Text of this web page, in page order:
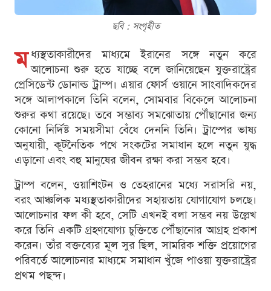
ছবি : সংগৃহীত
ম ধ্যস্থতাকারীদের মাধ্যমে ইরানের সঙ্গে নতুন করে
আলোচনা শুরু হতে যাচ্ছে বলে জানিয়েছেন যুক্তরাষ্ট্রের
প্রেসিডেন্ট ডোনাল্ড ট্রাম্প। এয়ার ফোর্স ওয়ানে সাংবাদিকদের
সঙ্গে আলাপকালে তিনি বলেন, সোমবার বিকেলে আলোচনা
শুরুর কথা রয়েছে। তবে সম্ভাব্য সমঝোতায় পৌঁছানোর জন্য
কোনো নির্দিষ্ট সময়সীমা বেঁধে দেননি তিনি। ট্রাম্পের ভাষ্য
অনুযায়ী, কূটনৈতিক পথে সংকটের সমাধান হলে নতুন যুদ্ধ
এড়ানো এবং বহু মানুষের জীবন রক্ষা করা সম্ভব হবে।
ট্রাম্প বলেন, ওয়াশিংটন ও তেহরানের মধ্যে সরাসরি নয়,
বরং আঞ্চলিক মধ্যস্থতাকারীদের সহায়তায় যোগাযোগ চলছে।
আলোচনার ফল কী হবে, সেটি এখনই বলা সম্ভব নয় উল্লেখ
করে তিনি একটি গ্রহণযোগ্য চুক্তিতে পৌঁছানোর আগ্রহ প্রকাশ
করেন। তাঁর বক্তব্যের মূল সুর ছিল, সামরিক শক্তি প্রয়োগের
পরিবর্তে আলোচনার মাধ্যমে সমাধান খুঁজে পাওয়া যুক্তরাষ্ট্রের
প্রথম পছন্দ।